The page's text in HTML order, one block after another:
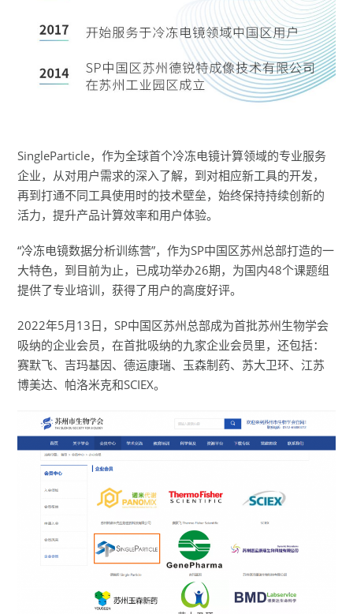
SingleParticle，作为全球首个冷冻电镜计算领域的专业服务
企业，从对用户需求的深入了解，到对相应新工具的开发，
再到打通不同工具使用时的技术壁垒，始终保持持续创新的
活力，提升产品计算效率和用户体验。
“冷冻电镜数据分析训练营”，作为SP中国区苏州总部打造的一
大特色，到目前为止，已成功举办26期，为国内48个课题组
提供了专业培训，获得了用户的高度好评。
2022年5月13日，SP中国区苏州总部成为首批苏州生物学会
吸纳的企业会员，在首批吸纳的九家企业会员里，还包括：
赛默飞、吉玛基因、德运康瑞、玉森制药、苏大卫环、江苏
博美达、帕洛米克和SCIEX。